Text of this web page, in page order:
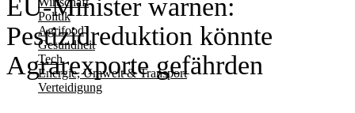
Politik
Agrifood
Gesundheit
Tech
Energie, Umwelt & Transport
Verteidigung
EU-Minister warnen:
Pestizidreduktion könnte
Agrarexporte gefährden